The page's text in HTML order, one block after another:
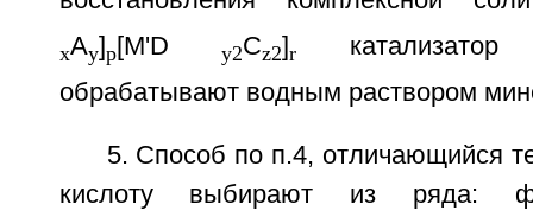
хАу]р[М'D у2Сz2]rкатализатор
обрабатывают водным раствором
5. Способ по п.4, отличающийся
кислоту выбирают из ряда: